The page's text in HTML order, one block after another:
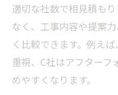
業者選びで注
ール
他社見積もり
誠実な断り方
適切な社数で相見積も
なく、工事内容や提案
く比較できます。例え
重視、C社はアフターフ
めやすくなります。